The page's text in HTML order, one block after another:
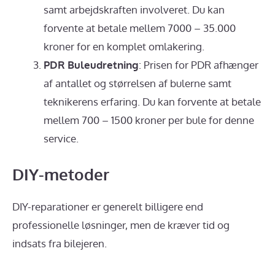
samt arbejdskraften involveret. Du kan
forvente at betale mellem 7000 – 35.000
kroner for en komplet omlakering.
PDR Buleudretning: Prisen for PDR afhænger
af antallet og størrelsen af bulerne samt
teknikerens erfaring. Du kan forvente at betale
mellem 700 – 1500 kroner per bule for denne
service.
DIY-metoder
DIY-reparationer er generelt billigere end
professionelle løsninger, men de kræver tid og
indsats fra bilejeren.